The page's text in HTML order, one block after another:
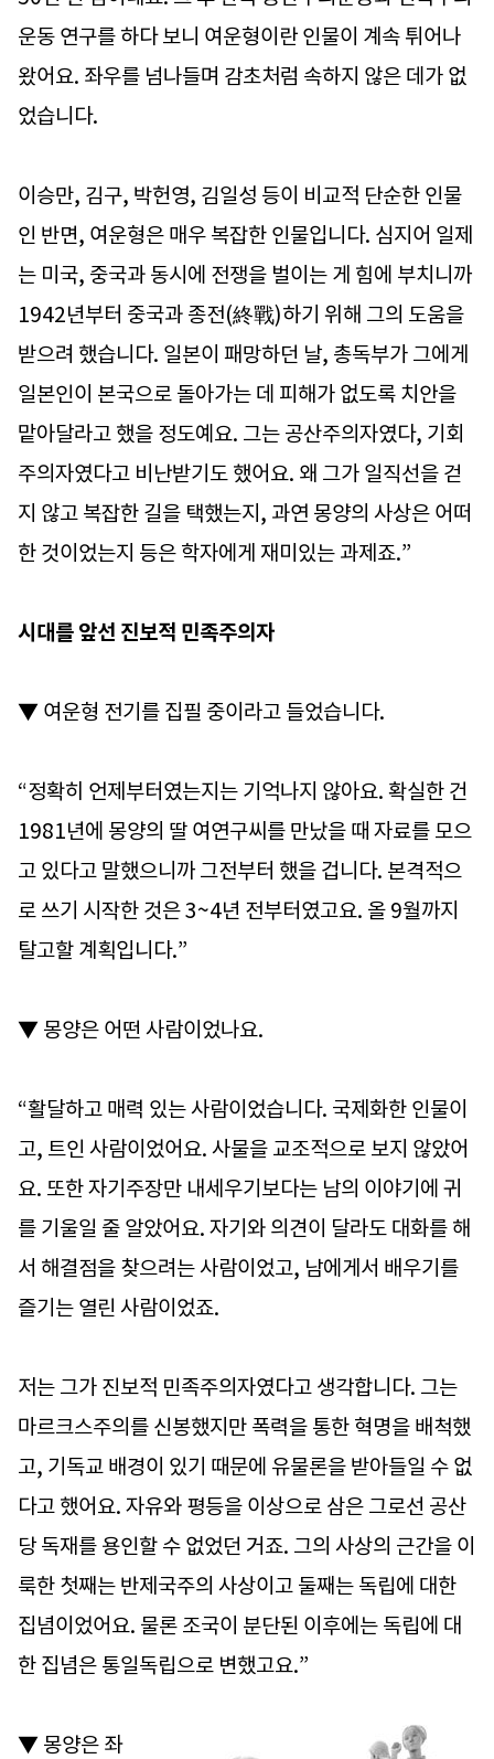
운동 연구를 하다 보니 여운형이란 인물이 계속 튀어나
왔어요. 좌우를 넘나들며 감초처럼 속하지 않은 데가 없
었습니다.
이승만, 김구, 박헌영, 김일성 등이 비교적 단순한 인물
인 반면, 여운형은 매우 복잡한 인물입니다. 심지어 일제
는 미국, 중국과 동시에 전쟁을 벌이는 게 힘에 부치니까
1942년부터 중국과 종전(終戰)하기 위해 그의 도움을
받으려 했습니다. 일본이 패망하던 날, 총독부가 그에게
일본인이 본국으로 돌아가는 데 피해가 없도록 치안을
맡아달라고 했을 정도예요. 그는 공산주의자였다, 기회
주의자였다고 비난받기도 했어요. 왜 그가 일직선을 걷
지 않고 복잡한 길을 택했는지, 과연 몽양의 사상은 어떠
한 것이었는지 등은 학자에게 재미있는 과제죠.”
시대를 앞선 진보적 민족주의자
▼ 여운형 전기를 집필 중이라고 들었습니다.
“정확히 언제부터였는지는 기억나지 않아요. 확실한 건
1981년에 몽양의 딸 여연구씨를 만났을 때 자료를 모으
고 있다고 말했으니까 그전부터 했을 겁니다. 본격적으
로 쓰기 시작한 것은 3~4년 전부터였고요. 올 9월까지
탈고할 계획입니다.”
▼ 몽양은 어떤 사람이었나요.
“활달하고 매력 있는 사람이었습니다. 국제화한 인물이
고, 트인 사람이었어요. 사물을 교조적으로 보지 않았어
요. 또한 자기주장만 내세우기보다는 남의 이야기에 귀
를 기울일 줄 알았어요. 자기와 의견이 달라도 대화를 해
서 해결점을 찾으려는 사람이었고, 남에게서 배우기를
즐기는 열린 사람이었죠.
저는 그가 진보적 민족주의자였다고 생각합니다. 그는
마르크스주의를 신봉했지만 폭력을 통한 혁명을 배척했
고, 기독교 배경이 있기 때문에 유물론을 받아들일 수 없
다고 했어요. 자유와 평등을 이상으로 삼은 그로선 공산
당 독재를 용인할 수 없었던 거죠. 그의 사상의 근간을 이
룩한 첫째는 반제국주의 사상이고 둘째는 독립에 대한
집념이었어요. 물론 조국이 분단된 이후에는 독립에 대
한 집념은 통일독립으로 변했고요.”
▼ 몽양은 좌